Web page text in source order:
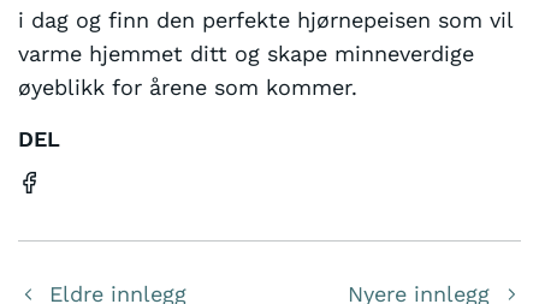
i dag og finn den perfekte hjørnepeisen som vil
varme hjemmet ditt og skape minneverdige
øyeblikk for årene som kommer.
DEL
Eldre innlegg Nyere innlegg